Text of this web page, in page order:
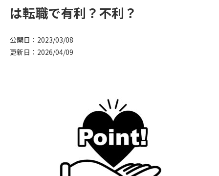
は転職で有利？不利？
公開日：2023/03/08
更新日：2026/04/09